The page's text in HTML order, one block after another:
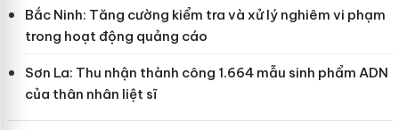
Bắc Ninh: Tăng cường kiểm tra và xử lý nghiêm vi phạm
trong hoạt động quảng cáo
Sơn La: Thu nhận thành công 1.664 mẫu sinh phẩm ADN
của thân nhân liệt sĩ